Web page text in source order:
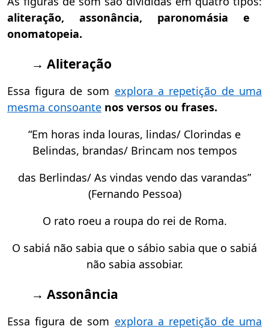
aliteração, assonância, paronomásia e
onomatopeia.
→ Aliteração
Essa figura de som explora a repetição de uma
mesma consoante nos versos ou frases.
“Em horas inda louras, lindas/ Clorindas e
Belindas, brandas/ Brincam nos tempos
das Berlindas/ As vindas vendo das varandas”
(Fernando Pessoa)
O rato roeu a roupa do rei de Roma.
O sabiá não sabia que o sábio sabia que o sabiá
não sabia assobiar.
→ Assonância
Essa figura de som explora a repetição de uma